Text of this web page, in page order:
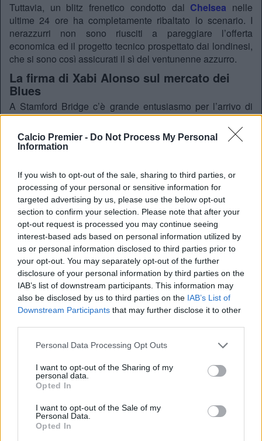
Calcio Premier - Do Not Process My Personal
Information
If you wish to opt-out of the sale, sharing to third parties, or
processing of your personal or sensitive information for
targeted advertising by us, please use the below opt-out
section to confirm your selection. Please note that after your
opt-out request is processed you may continue seeing
interest-based ads based on personal information utilized by
us or personal information disclosed to third parties prior to
your opt-out. You may separately opt-out of the further
disclosure of your personal information by third parties on the
IAB’s list of downstream participants. This information may
also be disclosed by us to third parties on the IAB’s List of
Downstream Participants that may further disclose it to other
Personal Data Processing Opt Outs
I want to opt-out of the Sharing of my
personal data.
Opted In
I want to opt-out of the Sale of my
Personal Data.
Opted In
Tuttavia, un blitz frenetico condotto dal Chelsea nelle
ultime 24 ore ha completamente ribaltato lo scenario. I
nerazzurri non sono riusciti a pareggiare l’offerta
economica ed il progetto tecnico prospettato dai londinesi,
che si sono così assicurati il sì del ventunenne azzurro.
La firma di Xabi Alonso sul mercato dei
Blues
A Stamford Bridge c’è grande entusiasmo per l’arrivo di
Palestra, considerato un profilo di grandissima duttilità,
capace di agire indifferentemente su entrambe le corsie
esterne sia come terzino in una linea a quattro che come
Questo affare rappresenta anche il primo vero segnale di
potere decisionale di Xabi Alonso. Lo spagnolo,
subentrato a maggio aLiam Rosenior con la qualifica di
manager (e non di semplice capo allenatore), ha avallato e
spinto fortemente per la conclusione della trattativa.
Sebbene il suo insediamento ufficiale sia previsto per il 1°
luglio, l’ex centrocampista è in costante contatto con la
dirigenza per rimodellare la rosa.
Rivoluzione Chelsea: gli altri obiettivi e le
uscite
L’arrivo di Palestra non sarà l’unico scossone in casa
Blues. La dirigenza punta a regalare ad Alonso almeno un
altro difensore centrale e un centrocampista (con i fari
puntati suValentín Barcodello Strasburgo). Inoltre, il club
attende gli arrivi di elementi già bloccati nei mesi scorsi,
come l’alaGeovany Quenda
dallo Sporting Lisbona
(operazione da 40 milioni di sterline) e la punta
Emmanuel Emegha , sempre dallo Strasburgo.
Sul fronte partenze, dopo l’addio di